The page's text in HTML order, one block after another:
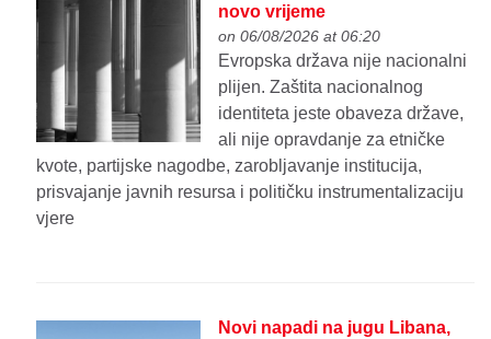
novo vrijeme
on 06/08/2026 at 06:20
Evropska država nije nacionalni
plijen. Zaštita nacionalnog
identiteta jeste obaveza države,
ali nije opravdanje za etničke
kvote, partijske nagodbe, zarobljavanje institucija,
prisvajanje javnih resursa i političku instrumentalizaciju
vjere
Novi napadi na jugu Libana,